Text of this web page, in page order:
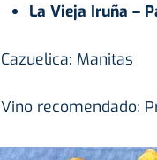
La Vieja Iruña –
Cazuelica: Manitas
Vino recomendado: